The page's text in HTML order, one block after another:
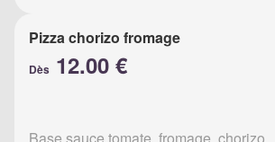
Pizza chorizo fromage
Dès 12.00 €